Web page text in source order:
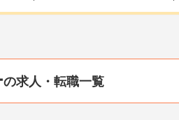
の求人・転職一覧